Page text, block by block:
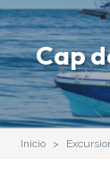
Cap
Inicio